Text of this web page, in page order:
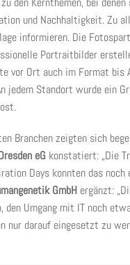
und Nachhaltigkeit. Zu
informieren. Die
Portraitbilder
vor Ort auch im Format
jedem Standort wurde ein
Branchen zeigten sich
eG konstatiert: „Die
Days konnten das noch
GmbH ergänzt:
Umgang mit IT noch
nur darauf eingesetzt zu